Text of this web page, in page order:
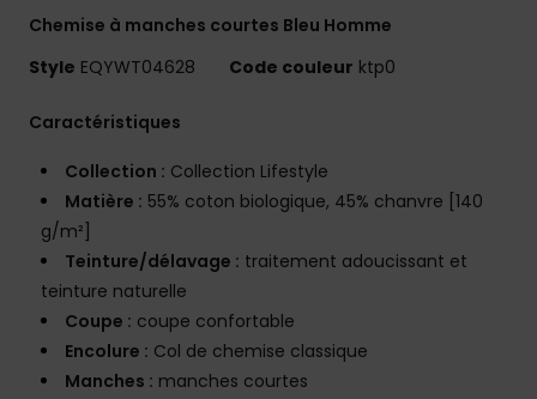
Chemise à manches courtes Bleu Homme
Style EQYWT04628 Code couleur ktp0
Caractéristiques
Collection : Collection Lifestyle
Matière : 55% coton biologique, 45% chanvre [140
g/m²]
Teinture/délavage : traitement adoucissant et
teinture naturelle
Coupe : coupe confortable
Encolure : Col de chemise classique
Manches : manches courtes